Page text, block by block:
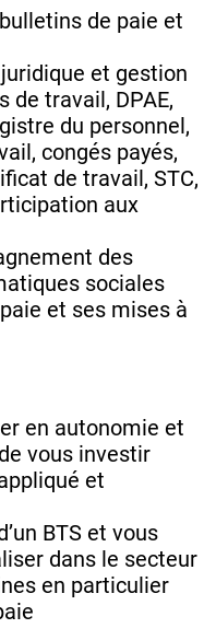
de paie et
et gestion
de travail, DPAE,
du personnel,
congés payés,
de travail, STC,
aux
des
sociales
et ses mises à
en autonomie et
vous investir
et
BTS et vous
dans le secteur
en particulier